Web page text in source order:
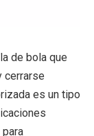
de bola que
cerrarse
es un tipo